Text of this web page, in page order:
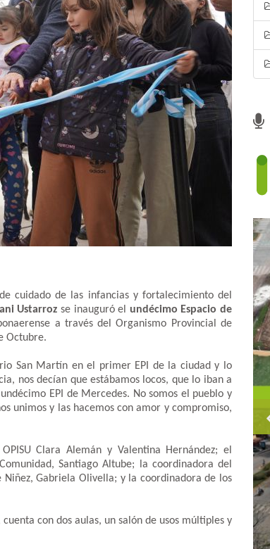
cuidado de las infancias y fortalecimiento del
Ustarroz se inauguró el undécimo Espacio de
a través del Organismo Provincial de
Octubre.
San Martín en el primer EPI de la ciudad y lo
nos decían que estábamos locos, que lo iban a
EPI de Mercedes. No somos el pueblo y
unimos y las hacemos con amor y compromiso,
Clara Alemán y Valentina Hernández; el
Santiago Altube; la coordinadora del
Gabriela Olivella; y la coordinadora de los
con dos aulas, un salón de usos múltiples y